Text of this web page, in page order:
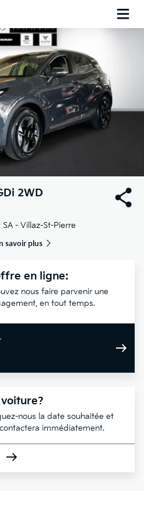
2WD
- Villaz-St-Pierre
savoir plus
en ligne:
nous faire parvenir une
en tout temps.
voiture?
nous la date souhaitée et
immédiatement.